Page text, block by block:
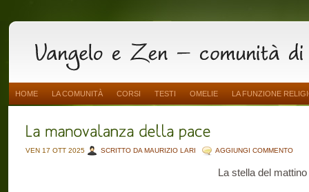
HOME LA COMUNITÀ CORSI TESTI OMELIE LA FUNZIONE
VEN 17 OTT 2025 SCRITTO DA MAURIZIO LARI AGGIUNGI COMMENTO
La stella del